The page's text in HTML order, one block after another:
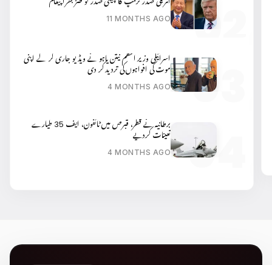
11 MONTHS AGO
اسرائیلی وزیر اعظم نیتن یاہو نے ویڈیو جاری کر کے اپنی
موت کی افواہوں کی تردید کر دی
4 MONTHS AGO
برطانیہ نے قطر، قبرص میں ٹائفون، ایف 35 طیارے
تعینات کردیے
4 MONTHS AGO